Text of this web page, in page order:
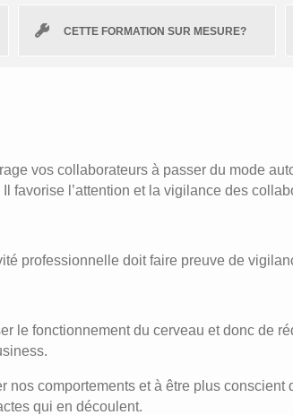
CETTE FORMATION SUR MESURE?
vos collaborateurs à passer du mode
favorise l’attention et la vigilance des
professionnelle doit faire preuve de
le fonctionnement du cerveau et donc de
nos comportements et à être plus conscient
qui en découlent.